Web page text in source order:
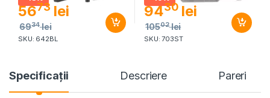
5673 lei
6934 lei
SKU: 642BL
9430 lei
10502 lei
SKU: 703ST
Specificaţii Descriere Pareri